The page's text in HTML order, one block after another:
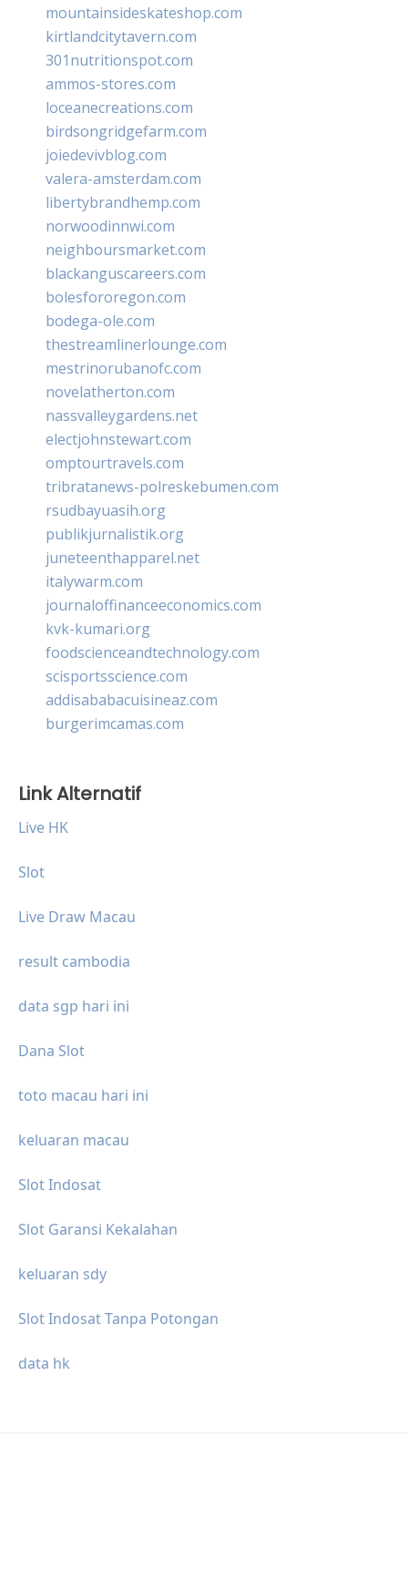
mountainsideskateshop.com
kirtlandcitytavern.com
301nutritionspot.com
ammos-stores.com
loceanecreations.com
birdsongridgefarm.com
joiedevivblog.com
valera-amsterdam.com
libertybrandhemp.com
norwoodinnwi.com
neighboursmarket.com
blackanguscareers.com
bolesfororegon.com
bodega-ole.com
thestreamlinerlounge.com
mestrinorubanofc.com
novelatherton.com
nassvalleygardens.net
electjohnstewart.com
omptourtravels.com
tribratanews-polreskebumen.com
rsudbayuasih.org
publikjurnalistik.org
juneteenthapparel.net
italywarm.com
journaloffinanceeconomics.com
kvk-kumari.org
foodscienceandtechnology.com
scisportsscience.com
addisababacuisineaz.com
burgerimcamas.com
Link Alternatif
Live HK
Slot
Live Draw Macau
result cambodia
data sgp hari ini
Dana Slot
toto macau hari ini
keluaran macau
Slot Indosat
Slot Garansi Kekalahan
keluaran sdy
Slot Indosat Tanpa Potongan
data hk